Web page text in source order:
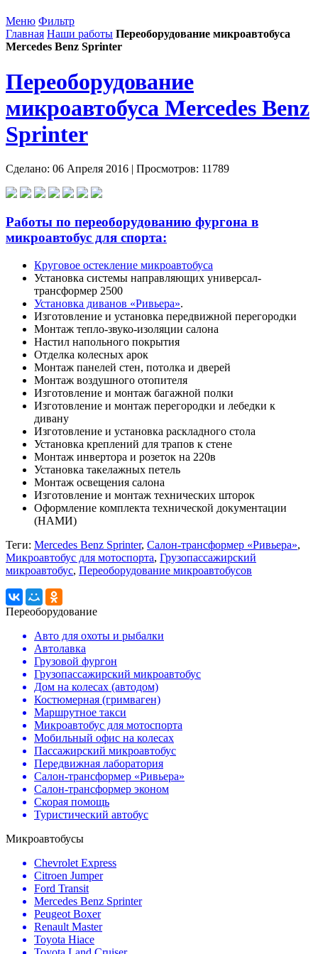
Меню Фильтр
Главная Наши работы Переоборудование микроавтобуса
Mercedes Benz Sprinter
Переоборудование
микроавтобуса Mercedes Benz
Sprinter
Сделано: 06 Апреля 2016 | Просмотров: 11789
Работы по переоборудованию фургона в
микроавтобус для спорта:
Круговое остекление микроавтобуса
Установка системы направляющих универсал-
трансформер 2500
Установка диванов «Ривьера».
Изготовление и установка передвижной перегородки
Монтаж тепло-звуко-изоляции салона
Настил напольного покрытия
Отделка колесных арок
Монтаж панелей стен, потолка и дверей
Монтаж воздушного отопителя
Изготовление и монтаж багажной полки
Изготовление и монтаж перегородки и лебедки к
дивану
Изготовление и установка раскладного стола
Установка креплений для трапов к стене
Монтаж инвертора и розеток на 220в
Установка такелажных петель
Монтаж освещения салона
Изготовление и монтаж технических шторок
Оформление комплекта технической документации
(НАМИ)
Теги: Mercedes Benz Sprinter, Салон-трансформер «Ривьера»,
Микроавтобус для мотоспорта, Грузопассажирский
микроавтобус, Переоборудование микроавтобусов
Переоборудование
Авто для охоты и рыбалки
Автолавка
Грузовой фургон
Грузопассажирский микроавтобус
Дом на колесах (автодом)
Костюмерная (гримваген)
Маршрутное такси
Микроавтобус для мотоспорта
Мобильный офис на колесах
Пассажирский микроавтобус
Передвижная лаборатория
Салон-трансформер «Ривьера»
Салон-трансформер эконом
Скорая помощь
Туристический автобус
Микроавтобусы
Chevrolet Express
Citroen Jumper
Ford Transit
Mercedes Benz Sprinter
Peugeot Boxer
Renault Master
Toyota Hiace